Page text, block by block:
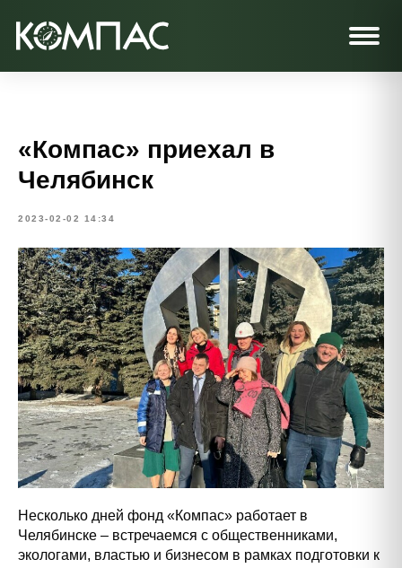
«Компас» приехал в
Челябинск
2023-02-02 14:34
Несколько дней фонд «Компас» работает в
Челябинске – встречаемся с общественниками,
экологами, властью и бизнесом в рамках подготовки к